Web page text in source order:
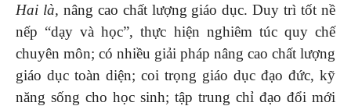
Hai là, nâng cao chất lượng giáo dục. Duy trì tốt nề
nếp “dạy và học”, thực hiện nghiêm túc quy chế
chuyên môn; có nhiều giải pháp nâng cao chất lượng
giáo dục toàn diện; coi trọng giáo dục đạo đức, kỹ
năng sống cho học sinh; tập trung chỉ đạo đổi mới